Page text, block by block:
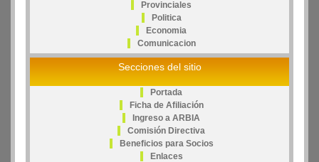
Provinciales
Politica
Economia
Comunicacion
Secciones del sitio
Portada
Ficha de Afiliación
Ingreso a ARBIA
Comisión Directiva
Beneficios para Socios
Enlaces